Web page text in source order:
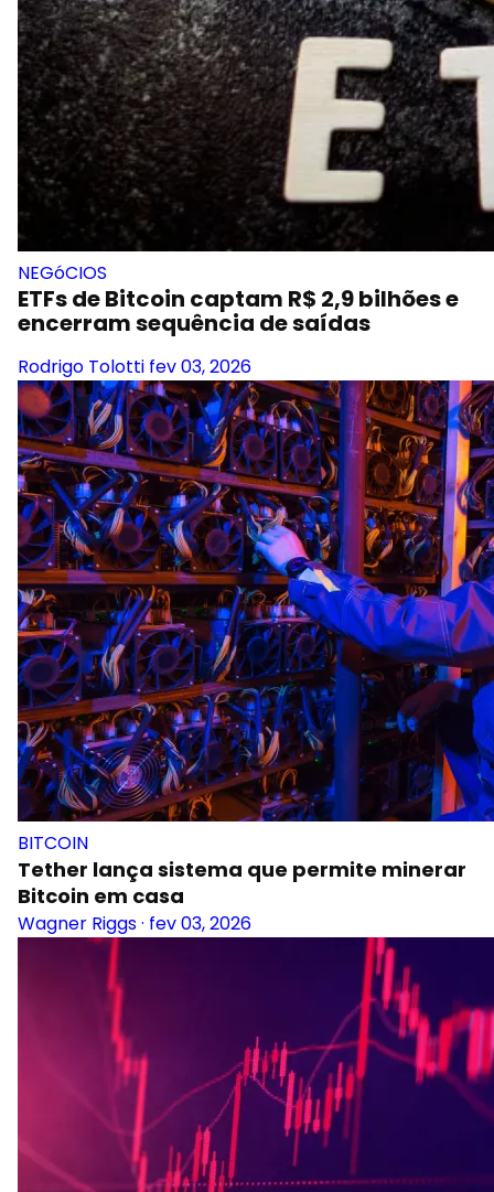
NEGóCIOS
ETFs de Bitcoin captam R$ 2,9 bilhões e
encerram sequência de saídas
Rodrigo Tolotti fev 03, 2026
BITCOIN
Tether lança sistema que permite minerar
Bitcoin em casa
Wagner Riggs· fev 03, 2026